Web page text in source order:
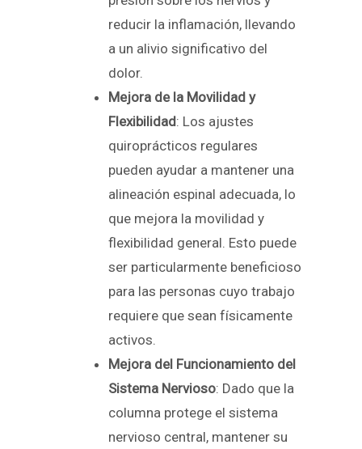
reducir la inflamación, llevando
a un alivio significativo del
dolor.
Mejora de la Movilidad y
Flexibilidad: Los ajustes
quiroprácticos regulares
pueden ayudar a mantener una
alineación espinal adecuada, lo
que mejora la movilidad y
flexibilidad general. Esto puede
ser particularmente beneficioso
para las personas cuyo trabajo
requiere que sean físicamente
activos.
Mejora del Funcionamiento del
Sistema Nervioso: Dado que la
columna protege el sistema
nervioso central, mantener su